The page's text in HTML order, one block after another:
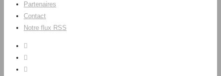
Partenaires
Contact
Notre flux RSS